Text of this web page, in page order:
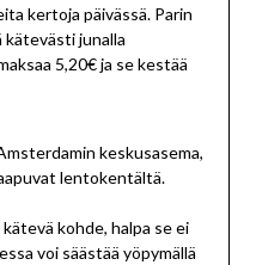
kertoja päivässä. Parin
junalla
5,20€ ja se kestää
keskusasema,
lentokentältä.
kohde, halpa se ei
voi säästää yöpymällä